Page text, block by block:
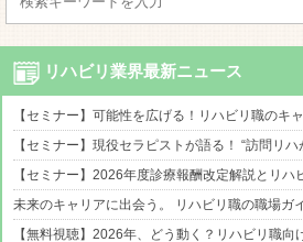
リハビリ業界最新ニュース
【セミナー】可能性を広げる！リハビリ職のキ
【セミナー】現役セラピストが語る！ “訪問リハ
【セミナー】2026年度診療報酬改定解説とリハ
未来のキャリアに出会う。 リハビリ職の職場ガ
【無料視聴】2026年、どう動く？リハビリ職向